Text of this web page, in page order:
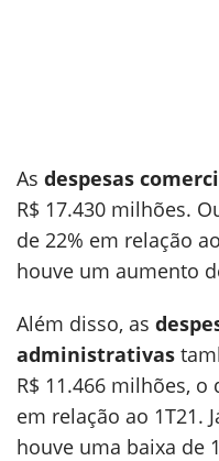
As despesas
R$ 17.430 milhões.
de 22% em relação
houve um aumento
Além disso, as
administrativas
R$ 11.466 milhões, o
em relação ao 1T21.
houve uma baixa de